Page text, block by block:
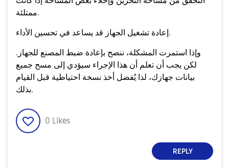
ممتلئة.
إعادة تشغيل الجهاز قد يساعد في تحسين الأداء.
وإذا استمرت المشكلة، ننصح بإعادة ضبط المصنع للجهاز.
لكن يجب أن تعلم أن هذا الإجراء سيؤدي إلى مسح جميع
بيانات جهازك، لذا يُفضل أخذ نسخة احتياطية قبل القيام
بذلك.
0 Likes
REPLY